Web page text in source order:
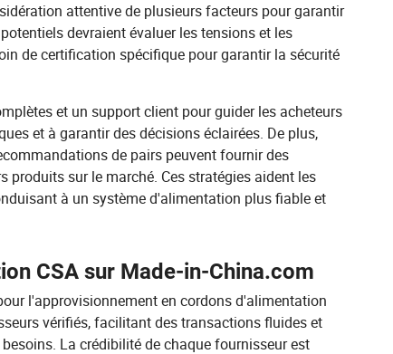
attentive de plusieurs facteurs pour garantir
devraient évaluer les tensions et les
de certification spécifique pour garantir la sécurité
et un support client pour guider les acheteurs
et à garantir des décisions éclairées. De plus,
de pairs peuvent fournir des
produits sur le marché. Ces stratégies aident les
à un système d'alimentation plus fiable et
CSA sur Made-in-China.com
l'approvisionnement en cordons d'alimentation
vérifiés, facilitant des transactions fluides et
La crédibilité de chaque fournisseur est